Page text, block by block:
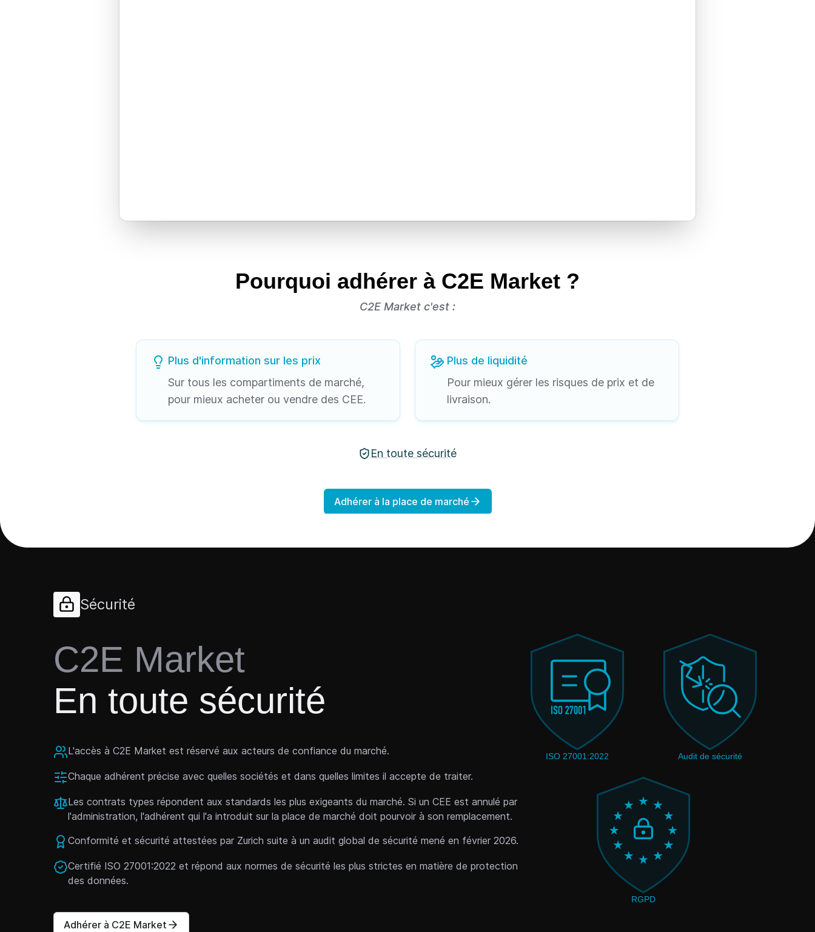
Pourquoi adhérer à C2E Market ?
C2E Market c'est :
Plus d'information sur les prix
Sur tous les compartiments de marché,
pour mieux acheter ou vendre des CEE.
Plus de liquidité
Pour mieux gérer les risques de prix et de
livraison.
En toute sécurité
Adhérer à la place de marché
Sécurité
C2E Market
En toute sécurité
L'accès à C2E Market est réservé aux acteurs de confiance du marché.
Chaque adhérent précise avec quelles sociétés et dans quelles limites il accepte de traiter.
Les contrats types répondent aux standards les plus exigeants du marché. Si un CEE est annulé par
l'administration, l'adhérent qui l'a introduit sur la place de marché doit pourvoir à son remplacement.
Conformité et sécurité attestées par Zurich suite à un audit global de sécurité mené en février 2026.
Certifié ISO 27001:2022 et répond aux normes de sécurité les plus strictes en matière de protection
des données.
Adhérer à C2E Market
ISO 27001:2022 Audit de sécurité
RGPD